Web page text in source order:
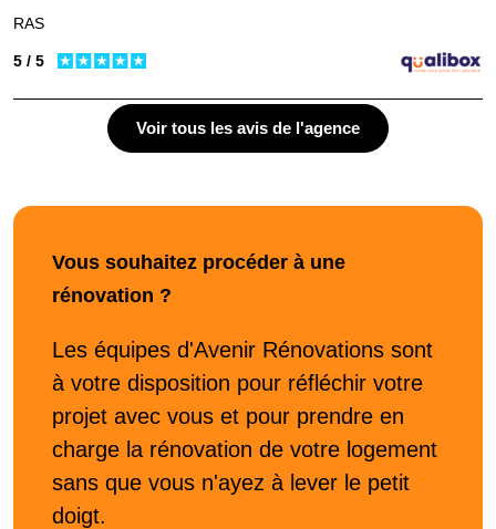
RAS
5 / 5
Voir tous les avis de l'agence
Vous souhaitez procéder à une
rénovation ?
Les équipes d'Avenir Rénovations sont
à votre disposition pour réfléchir votre
projet avec vous et pour prendre en
charge la rénovation de votre logement
sans que vous n'ayez à lever le petit
doigt.